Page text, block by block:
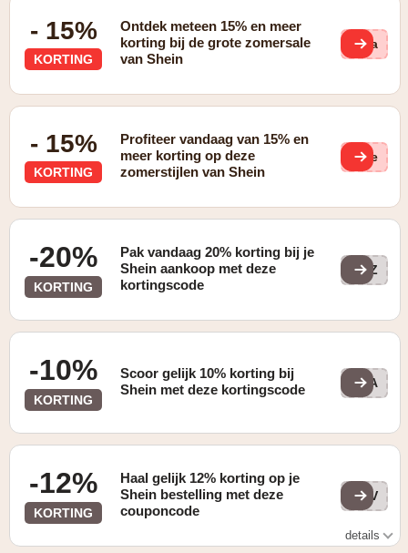
- 15%
KORTING
Ontdek meteen 15% en meer
korting bij de grote zomersale
van Shein
3va
- 15%
KORTING
Profiteer vandaag van 15% en
meer korting op deze
zomerstijlen van Shein
M1e
-20%
KORTING
Pak vandaag 20% korting bij je
Shein aankoop met deze
kortingscode
NLZ
-10%
KORTING
Scoor gelijk 10% korting bij
Shein met deze kortingscode
SEA
-12%
KORTING
Haal gelijk 12% korting op je
Shein bestelling met deze
couponcode
NLV
details